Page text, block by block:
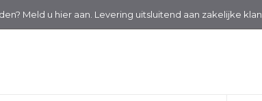
Meld u hier aan. Levering uitsluitend aan zakelijke